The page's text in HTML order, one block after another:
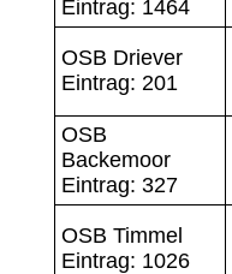
Eintrag: 1464
OSB Driever
Eintrag: 201
OSB
Backemoor
Eintrag: 327
OSB Timmel
Eintrag: 1026